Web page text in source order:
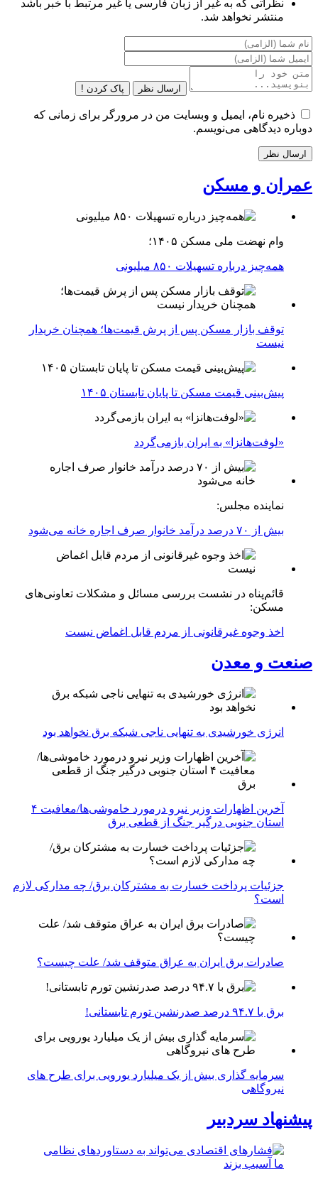
نظراتی که به غیر از زبان فارسی یا غیر مرتبط با خبر باشد
منتشر نخواهد شد.
ارسال نظر پاک کردن !
ذخیره نام، ایمیل و وبسایت من در مرورگر برای زمانی که
دوباره دیدگاهی می‌نویسم.
عمران و مسکن
وام نهضت ملی مسکن ۱۴۰۵؛
همه‌چیز درباره تسهیلات ۸۵۰ میلیونی
توقف بازار مسکن پس از پرش قیمت‌ها؛ همچنان خریدار
نیست
پیش‌بینی قیمت مسکن تا پایان تابستان ۱۴۰۵
«لوفت‌هانزا» به ایران بازمی‌گردد
نماینده مجلس:
بیش از ۷۰ درصد درآمد خانوار صرف اجاره خانه می‌شود
قائم‌پناه در نشست بررسی مسائل و مشکلات تعاونی‌های
مسکن:
اخذ وجوه غیرقانونی از مردم قابل اغماض نیست
صنعت و معدن
انرژی خورشیدی به تنهایی ناجی شبکه برق نخواهد بود
آخرین اظهارات وزیر نیرو درمورد خاموشی‌ها/معافیت ۴
استان جنوبی درگیر جنگ از قطعی برق
جزئیات پرداخت خسارت به مشترکان برق/ چه مدارکی لازم
است؟
صادرات برق ایران به عراق متوقف شد/ علت چیست؟
برق با ۹۴.۷ درصد صدرنشین تورم تابستانی!
سرمایه گذاری بیش از یک میلیارد یورویی برای طرح های
نیروگاهی
پیشنهاد سردبیر